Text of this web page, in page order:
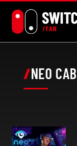
contenu
NEO CAB